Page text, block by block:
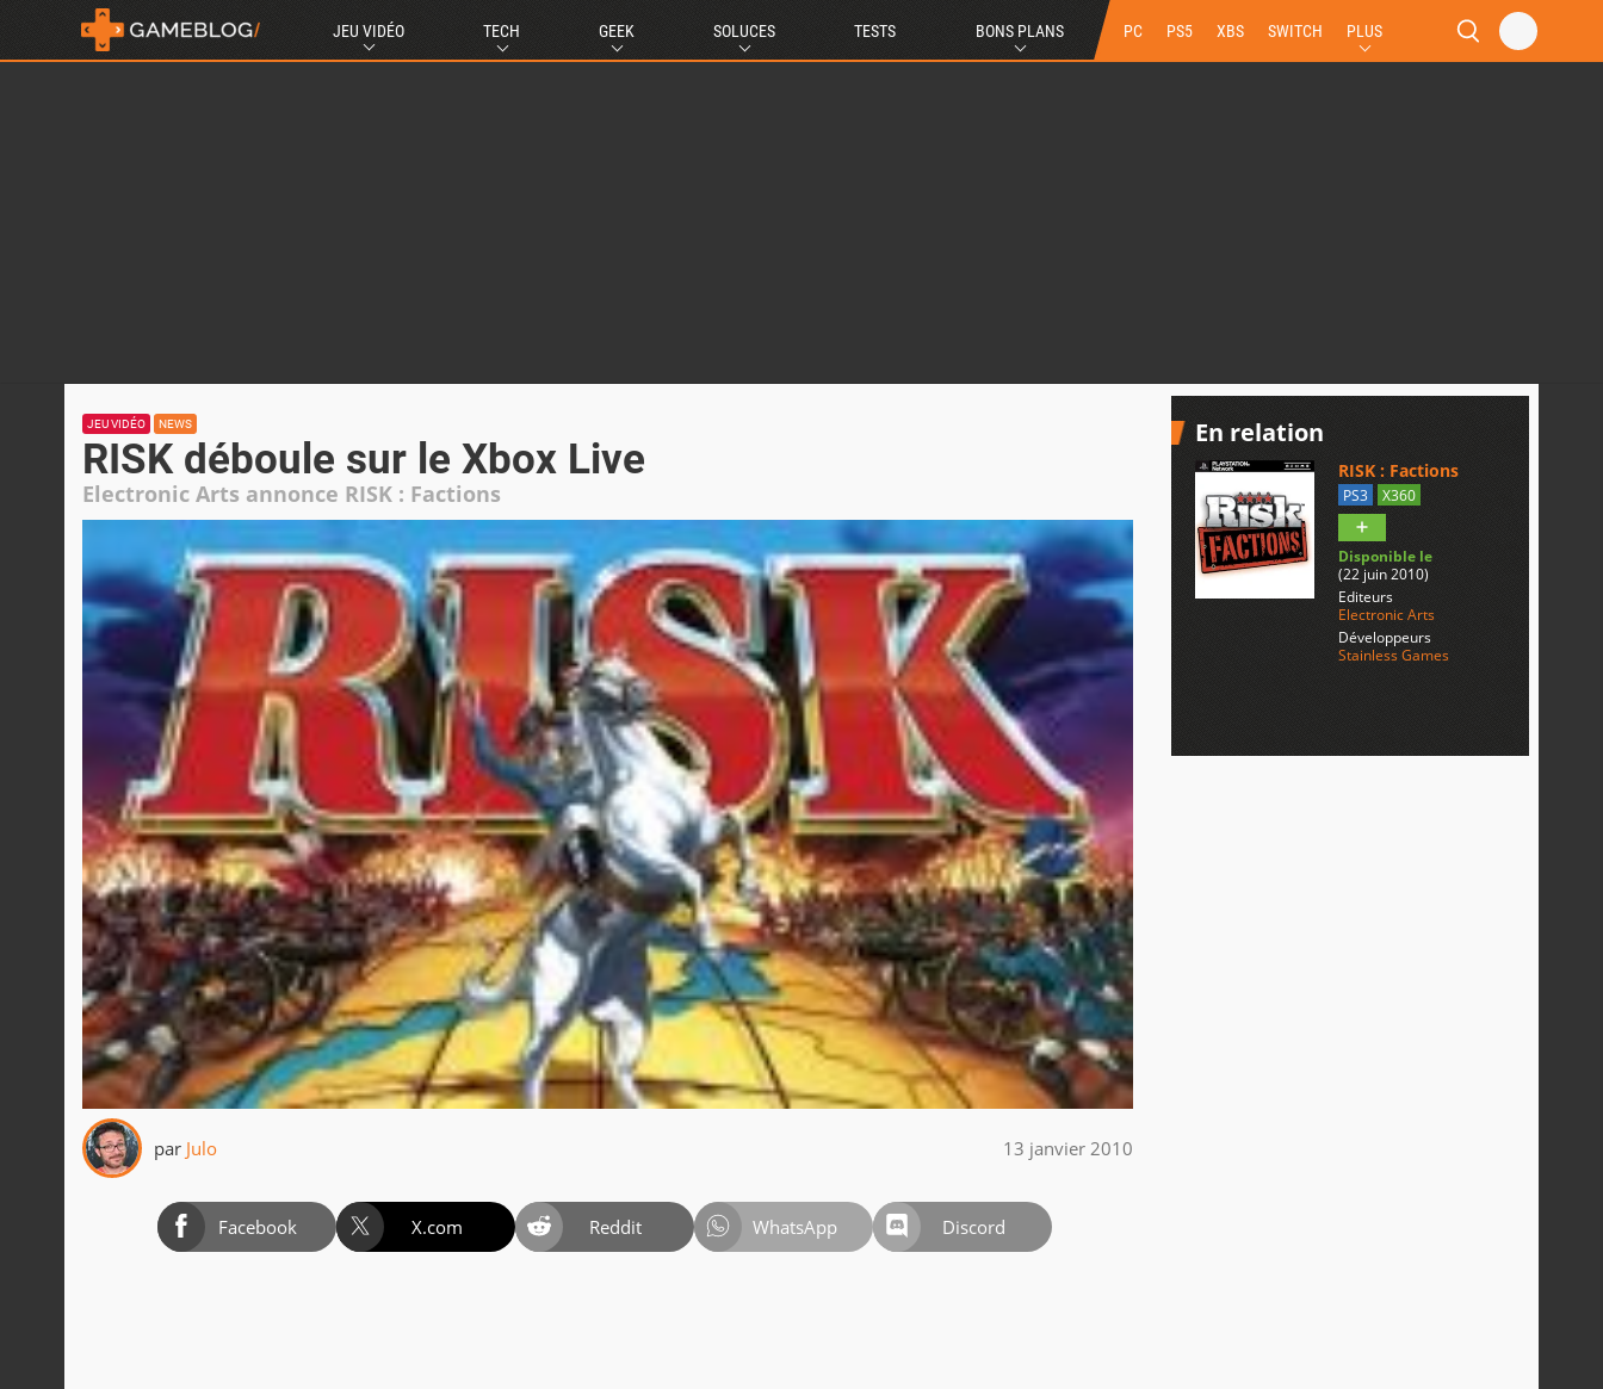
JEU VIDÉO TECH GEEK SOLUCES TESTS BONS PLANS PC PS5 XBS SWITCH PLUS
JEU VIDÉO NEWS
RISK déboule sur le Xbox Live
Electronic Arts annonce RISK : Factions
par Julo 13 janvier 2010
Facebook X.com Reddit WhatsApp Discord
En relation
RISK : Factions
PS3 X360
Disponible le
(22 juin 2010)
Editeurs
Electronic Arts
Développeurs
Stainless Games